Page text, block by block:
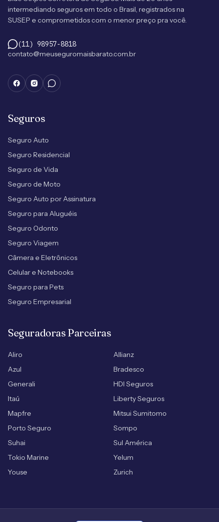
intermediando seguros em todo o Brasil, registrados na
SUSEP e comprometidos com o menor preço pra você.
(11) 98957-8818
contato@meuseguromaisbarato.com.br
Seguros
Seguro Auto
Seguro Residencial
Seguro de Vida
Seguro de Moto
Seguro Auto por Assinatura
Seguro para Aluguéis
Seguro Odonto
Seguro Viagem
Câmera e Eletrônicos
Celular e Notebooks
Seguro para Pets
Seguro Empresarial
Seguradoras Parceiras
Aliro
Allianz
Azul
Bradesco
Generali
HDI Seguros
Itaú
Liberty Seguros
Mapfre
Mitsui Sumitomo
Porto Seguro
Sompo
Suhai
Sul América
Tokio Marine
Yelum
Youse
Zurich